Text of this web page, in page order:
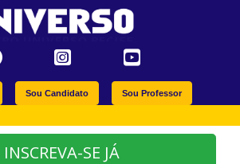
Sou Candidato Sou Professor
INSCREVA-SE JÁ